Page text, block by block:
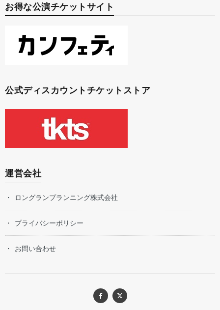
お得な公演チケットサイト
公式ディスカウントチケットストア
運営会社
ロングランプランニング株式会社
プライバシーポリシー
お問い合わせ